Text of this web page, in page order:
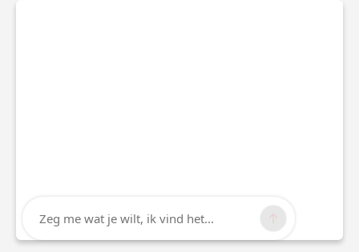
Zeg me wat je wilt, ik vind het...